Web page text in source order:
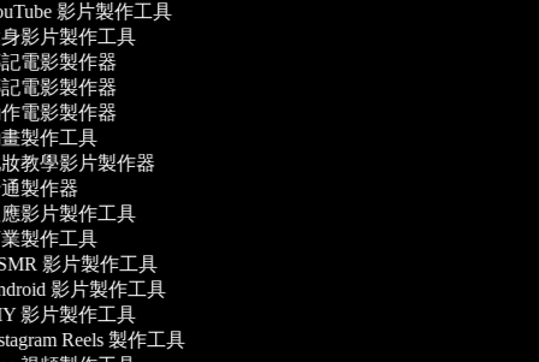
影片製作工具
影片製作工具
電影製作器
電影製作器
電影製作器
製作工具
教學影片製作器
製作器
影片製作工具
製作工具
影片製作工具
影片製作工具
影片製作工具
Reels 製作工具